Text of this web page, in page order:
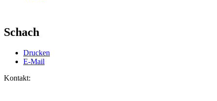
Schach
Drucken
E-Mail
Kontakt: